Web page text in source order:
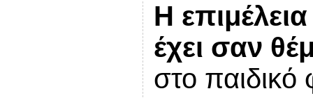
Η
έχει σαν
στο